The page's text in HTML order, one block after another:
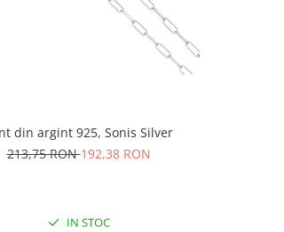
din argint 925, Sonis Silver
213,75 RON192,38 RON
IN STOC